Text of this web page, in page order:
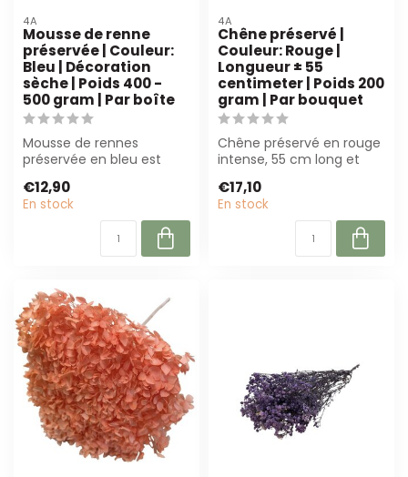
4A
Mousse de renne
préservée | Couleur:
Bleu | Décoration
sèche | Poids 400 -
500 gram | Par boîte
Mousse de rennes
préservée en bleu est
florales et proj...
€12,90
En stock
4A
Chêne préservé |
Couleur: Rouge |
Longueur ± 55
centimeter | Poids 200
gram | Par bouquet
Chêne préservé en rouge
intense, 55 cm long et
fleuriste...
€17,10
En stock